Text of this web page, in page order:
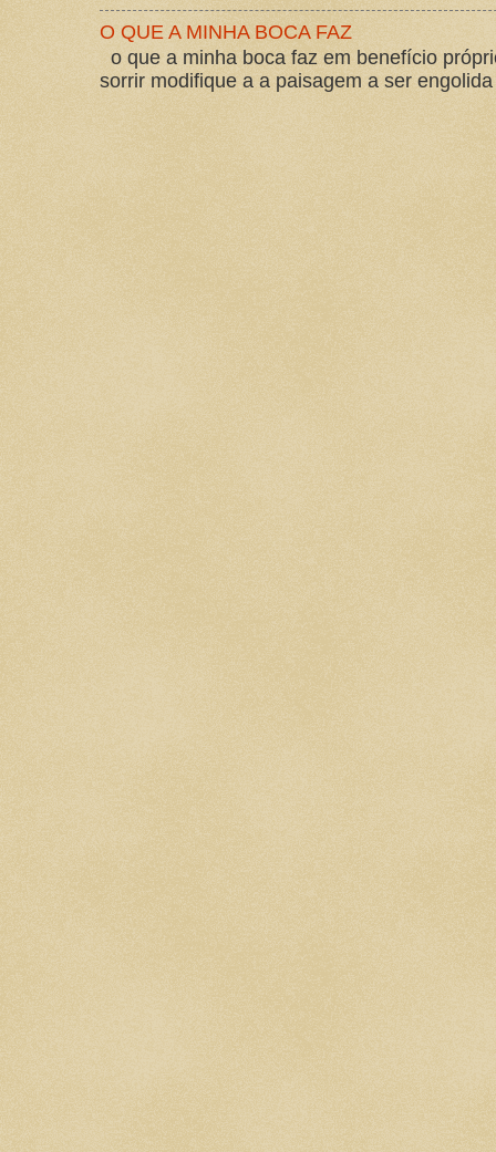
O QUE A MINHA BOCA FAZ
o que a minha boca faz em benefício
sorrir modifique a a paisagem a ser